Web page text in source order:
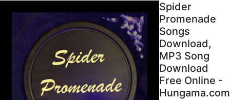
Spider
Promenade
Songs
Download,
MP3 Song
Download
Free Online -
Hungama.com